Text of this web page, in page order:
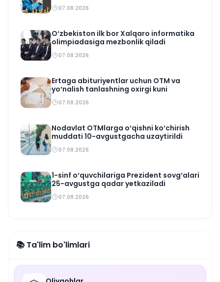
07.08.2026
O‘zbekiston ilk bor Xalqaro informatika
olimpiadasiga mezbonlik qiladi
07.08.2026
Ertaga abituriyentlar uchun OTM va
yo‘nalish tanlashning oxirgi kuni
07.08.2026
Nodavlat OTMlarga o‘qishni ko‘chirish
muddati 10-avgustgacha uzaytirildi
07.08.2026
1-sinf o‘quvchilariga Prezident sovg‘alari
25-avgustga qadar yetkaziladi
07.08.2026
📚 Ta'lim bo'limlari